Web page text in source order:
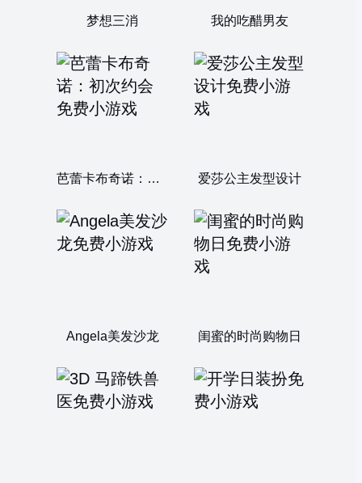
梦想三消 我的吃醋男友
芭蕾卡布奇诺：初次约会 爱莎公主发型设计
Angela美发沙龙 闺蜜的时尚购物日